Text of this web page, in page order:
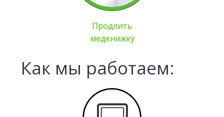
Продлить
медкнижку
Как мы работаем: